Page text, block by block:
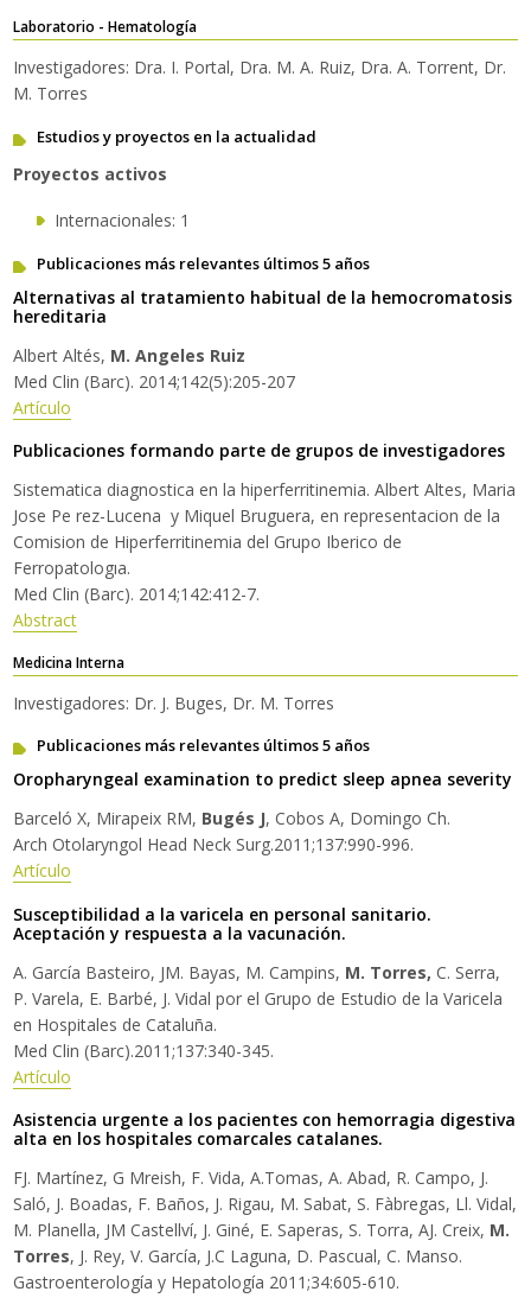
Laboratorio - Hematología
Investigadores: Dra. I. Portal, Dra. M. A. Ruiz, Dra. A. Torrent, Dr.
M. Torres
Estudios y proyectos en la actualidad
Proyectos activos
Internacionales: 1
Publicaciones más relevantes últimos 5 años
Alternativas al tratamiento habitual de la hemocromatosis
hereditaria
Albert Altés, M. Angeles Ruiz
Med Clin (Barc). 2014;142(5):205-207
Artículo
Publicaciones formando parte de grupos de investigadores
Sistematica diagnostica en la hiperferritinemia. Albert Altes, Maria
Jose Pe rez-Lucena y Miquel Bruguera, en representacion de la
Comision de Hiperferritinemia del Grupo Iberico de
Ferropatologıa.
Med Clin (Barc). 2014;142:412-7.
Abstract
Medicina Interna
Investigadores: Dr. J. Buges, Dr. M. Torres
Publicaciones más relevantes últimos 5 años
Oropharyngeal examination to predict sleep apnea severity
Barceló X, Mirapeix RM, Bugés J, Cobos A, Domingo Ch.
Arch Otolaryngol Head Neck Surg.2011;137:990-996.
Artículo
Susceptibilidad a la varicela en personal sanitario.
Aceptación y respuesta a la vacunación.
A. García Basteiro, JM. Bayas, M. Campins, M. Torres, C. Serra,
P. Varela, E. Barbé, J. Vidal por el Grupo de Estudio de la Varicela
en Hospitales de Cataluña.
Med Clin (Barc).2011;137:340-345.
Artículo
Asistencia urgente a los pacientes con hemorragia digestiva
alta en los hospitales comarcales catalanes.
FJ. Martínez, G Mreish, F. Vida, A.Tomas, A. Abad, R. Campo, J.
Saló, J. Boadas, F. Baños, J. Rigau, M. Sabat, S. Fàbregas, Ll. Vidal,
M. Planella, JM Castellví, J. Giné, E. Saperas, S. Torra, AJ. Creix, M.
Torres, J. Rey, V. García, J.C Laguna, D. Pascual, C. Manso.
Gastroenterología y Hepatología 2011;34:605-610.